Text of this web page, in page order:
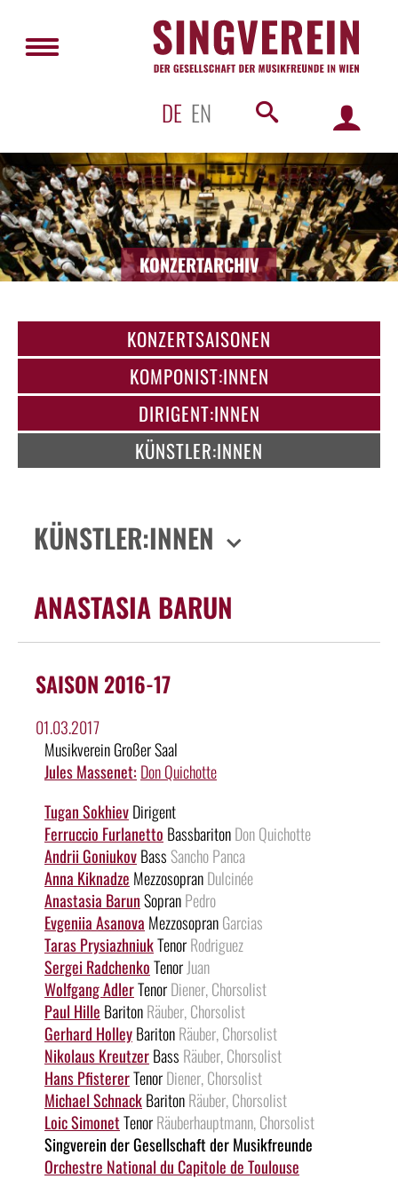
DE EN
KONZERTARCHIV
KONZERTSAISONEN
KOMPONIST:INNEN
DIRIGENT:INNEN
KÜNSTLER:INNEN
KÜNSTLER:INNEN
ANASTASIA BARUN
SAISON 2016-17
01.03.2017
Musikverein Großer Saal
Jules Massenet: Don Quichotte
Tugan SokhievDirigent
Ferruccio Furlanetto BassbaritonDon Quichotte
Andrii GoniukovBass Sancho Panca
Anna Kiknadze MezzosopranDulcinée
Anastasia BarunSopranPedro
Evgeniia Asanova MezzosopranGarcias
Taras PrysiazhniukTenorRodriguez
Sergei RadchenkoTenor Juan
Wolfgang AdlerTenorDiener, Chorsolist
Paul Hille BaritonRäuber, Chorsolist
Gerhard HolleyBaritonRäuber, Chorsolist
Nikolaus KreutzerBass Räuber, Chorsolist
Hans PfistererTenorDiener, Chorsolist
Michael SchnackBaritonRäuber, Chorsolist
Loic SimonetTenorRäuberhauptmann, Chorsolist
Singverein der Gesellschaft der Musikfreunde
Orchestre National du Capitole de Toulouse